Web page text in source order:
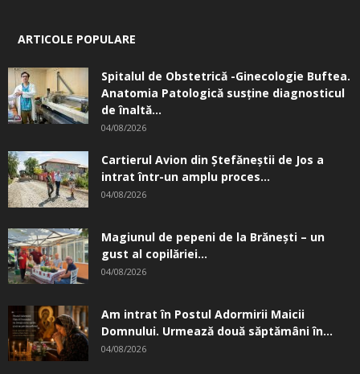
ARTICOLE POPULARE
Spitalul de Obstetrică -Ginecologie Buftea.
Anatomia Patologică susţine diagnosticul
de înaltă...
04/08/2026
Cartierul Avion din Ştefăneştii de Jos a
intrat într-un amplu proces...
04/08/2026
Magiunul de pepeni de la Brăneşti – un
gust al copilăriei...
04/08/2026
Am intrat în Postul Adormirii Maicii
Domnului. Urmează două săptămâni în...
04/08/2026